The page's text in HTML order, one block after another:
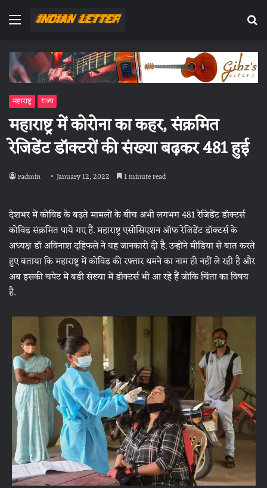
Menu
महाराष्ट्र राज्य
महाराष्ट्र में कोरोना का कहर, संक्रमित
रेजिडेंट डॉक्टरों की संख्या बढ़कर 481 हुई
radmin January 12, 2022 1 minute read
देशभर में कोविड के बढ़ते मामलों के बीच अभी लगभग 481 रेजिडेंट डॉक्टर्स
कोविड संक्रमित पाये गए हैं. महाराष्ट्र एसोसिएशन ऑफ रेजिडेंट डॉक्टर्स के
अध्यक्ष डॉ अविनाश दहिफले ने यह जानकारी दी है. उन्होंने मीडिया से बात करते
हुए बताया कि महाराष्ट्र में कोविड की रफ्तार थमने का नाम ही नहीं ले रही है और
अब इसकी चपेट में बडी संख्या में डॉक्टर्स भी आ रहे हैं जोकि चिंता का विषय
है.